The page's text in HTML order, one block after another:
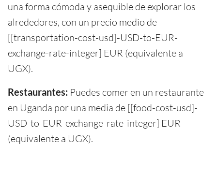
una forma cómoda y asequible de explorar los
alrededores, con un precio medio de
[[transportation-cost-usd]-USD-to-EUR-
exchange-rate-integer] EUR (equivalente a
UGX).
Restaurantes: Puedes comer en un restaurante
en Uganda por una media de [[food-cost-usd]-
USD-to-EUR-exchange-rate-integer] EUR
(equivalente a UGX).